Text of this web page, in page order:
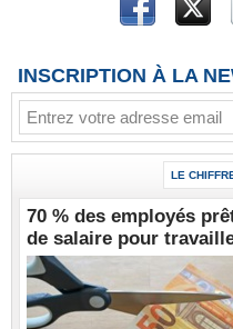
INSCRIPTION À LA
LE
70 % des employés
de salaire pour